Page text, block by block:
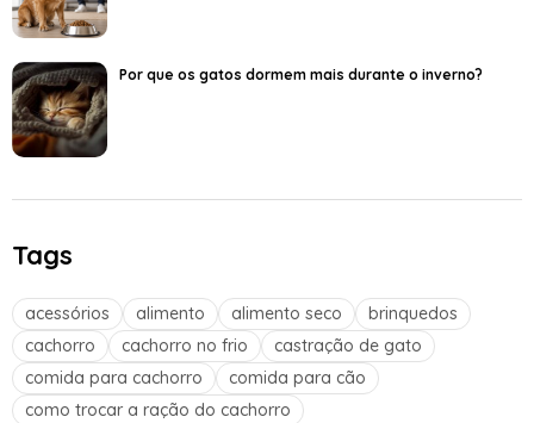
Por que os gatos dormem mais durante o inverno?
Tags
acessórios alimento alimento seco
brinquedos
cachorro
cachorro no frio
castração de gato
comida para cachorro
comida para cão
como trocar a ração do cachorro